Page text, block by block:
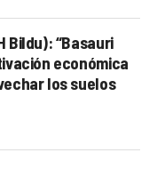
Bildu): “Basauri
económica
los suelos